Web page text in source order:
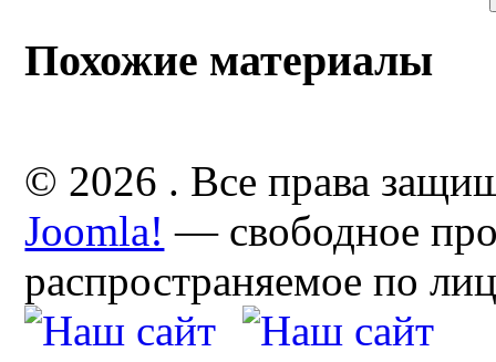
Похожие материалы
© 2026 . Все права
Joomla! — свободное
распространяемое по